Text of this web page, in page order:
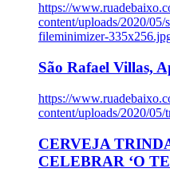
https://
content/uploads/2020/
fileminimizer-
São Rafael Villas,
https://
content/uploads/2020/
CERVEJA
CELEBRAR ‘O